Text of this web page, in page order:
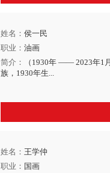
点击进入
姓名： 侯一民
职业： 油画
简介：
（1930年 —— 2023年1
族，1930年生...
点击进入
姓名： 王学仲
职业： 国画